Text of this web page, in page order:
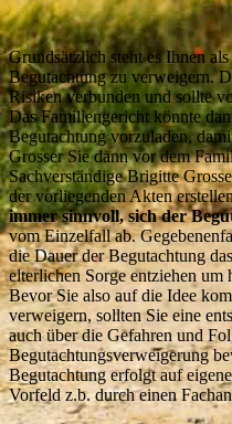
Grundsätzlich steht es Ihnen
Begutachtung zu verweigern.
Risiken verbunden und sollte
Das Familiengericht könnte
Begutachtung vorzuladen,
Grosser Sie dann vor dem
Sachverständige Brigitte
der vorliegenden Akten
immer sinnvoll, sich der
vom Einzelfall ab.
die Dauer der Begutachtung
elterlichen Sorge entziehen um
Bevor Sie also auf die Idee
verweigern, sollten Sie eine
auch über die Gefahren und
Begutachtungsverweigerung
Begutachtung erfolgt auf
Vorfeld z.b. durch einen